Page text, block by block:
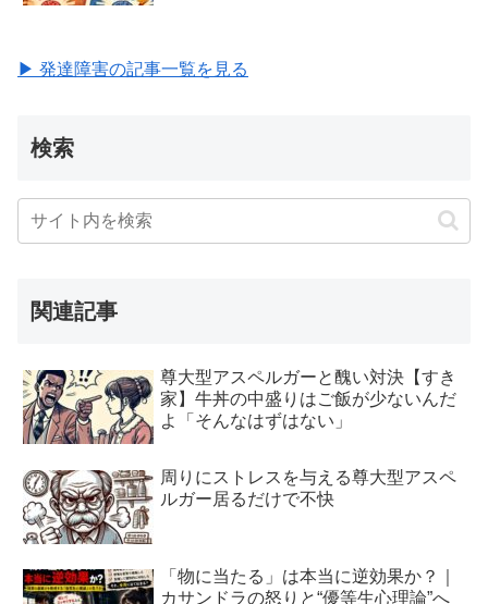
▶ 発達障害の記事一覧を見る
検索
関連記事
尊大型アスペルガーと醜い対決【すき
家】牛丼の中盛りはご飯が少ないんだ
よ「そんなはずはない」
周りにストレスを与える尊大型アスペ
ルガー居るだけで不快
「物に当たる」は本当に逆効果か？｜
カサンドラの怒りと“優等生心理論”へ